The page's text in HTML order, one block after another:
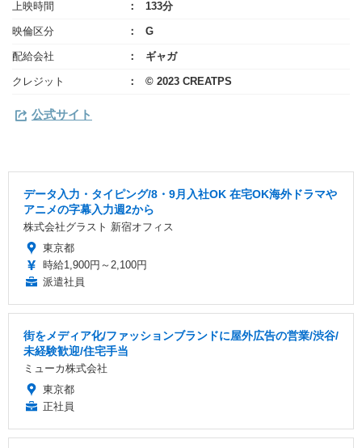
上映時間 133分
映倫区分 G
配給会社 ギャガ
クレジット ©︎ 2023 CREATPS
公式サイト
データ入力・タイピング/8・9月入社OK 在宅OK海外ドラマや
アニメの字幕入力週2から
株式会社グラスト 新宿オフィス
東京都
時給1,900円～2,100円
派遣社員
街をメディア化/ファッションブランドに屋外広告の営業/渋谷/
未経験歓迎/住宅手当
ミューカ株式会社
東京都
正社員